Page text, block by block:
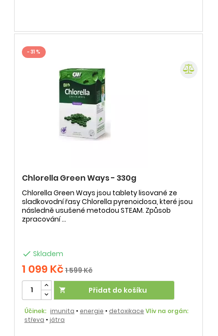
- 31 %
Chlorella Green Ways - 330g
Chlorella Green Ways jsou tablety lisované ze
sladkovodní řasy Chlorella pyrenoidosa, které jsou
následně usušené metodou STEAM. Způsob
zpracování ...
 Skladem
1 099 Kč 1 599 Kč
 Přidat do košíku
Účinek: imunita • energie • detoxikace Vliv na orgán:
střeva • játra